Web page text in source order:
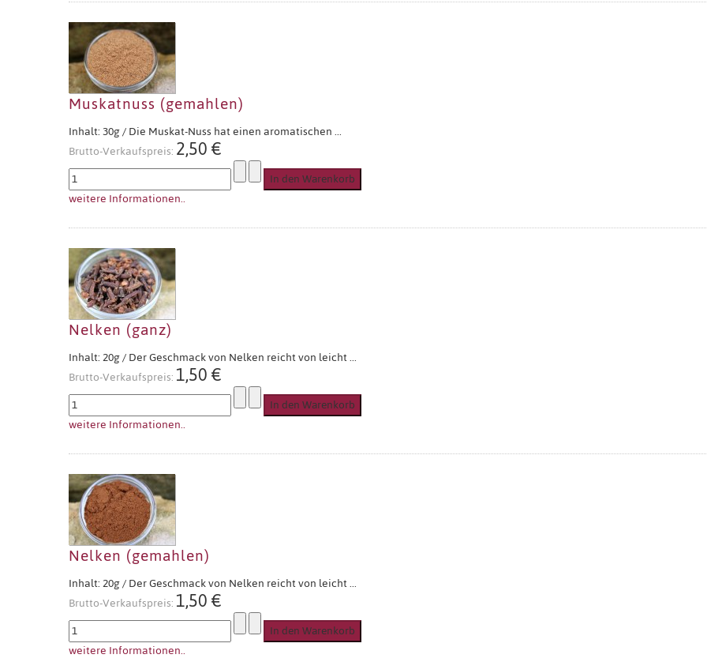
Muskatnuss (gemahlen)
Inhalt: 30g / Die Muskat-Nuss hat einen aromatischen ...
Brutto-Verkaufspreis:2,50 €
weitere Informationen..
Nelken (ganz)
Inhalt: 20g / Der Geschmack von Nelken reicht von leicht ...
Brutto-Verkaufspreis:1,50 €
weitere Informationen..
Nelken (gemahlen)
Inhalt: 20g / Der Geschmack von Nelken reicht von leicht ...
Brutto-Verkaufspreis:1,50 €
weitere Informationen..